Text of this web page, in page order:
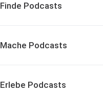
Finde Podcasts
Mache Podcasts
Erlebe Podcasts